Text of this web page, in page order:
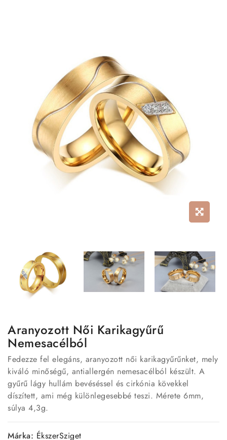
Aranyozott Női Karikagyűrű
Nemesacélból
Fedezze fel elegáns, aranyozott női karikagyűrűnket, mely
kiváló minőségű, antiallergén nemesacélból készült. A
gyűrű lágy hullám bevéséssel és cirkónia kövekkel
díszített, ami még különlegesebbé teszi. Mérete 6mm,
súlya 4,3g.
Márka: ÉkszerSziget